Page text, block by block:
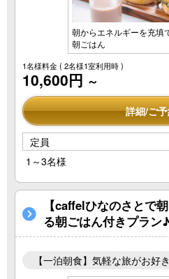
朝からエネルギーを充填
朝ごはん
1名様料金( 2名様1室利用時 )
10,600円 ～
詳細/ご
定員
1～3名様
【caffelひなのさとで
る朝ごはん付きプラン♪
【一泊朝食】気軽な旅がお好